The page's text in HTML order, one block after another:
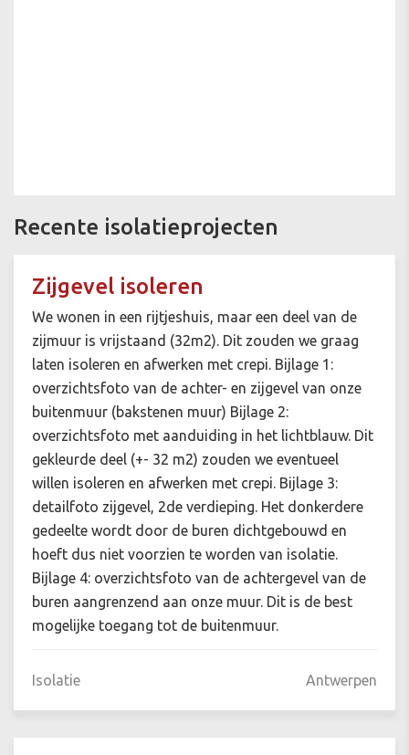
Recente isolatieprojecten
Zijgevel isoleren
We wonen in een rijtjeshuis, maar een deel van de
zijmuur is vrijstaand (32m2). Dit zouden we graag
laten isoleren en afwerken met crepi. Bijlage 1:
overzichtsfoto van de achter- en zijgevel van onze
buitenmuur (bakstenen muur) Bijlage 2:
overzichtsfoto met aanduiding in het lichtblauw. Dit
gekleurde deel (+- 32 m2) zouden we eventueel
willen isoleren en afwerken met crepi. Bijlage 3:
detailfoto zijgevel, 2de verdieping. Het donkerdere
gedeelte wordt door de buren dichtgebouwd en
hoeft dus niet voorzien te worden van isolatie.
Bijlage 4: overzichtsfoto van de achtergevel van de
buren aangrenzend aan onze muur. Dit is de best
mogelijke toegang tot de buitenmuur.
Isolatie Antwerpen